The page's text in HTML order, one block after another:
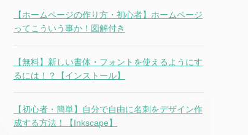
【ホームページの作り方・初心者】ホームページ
ってこういう事か！図解付き
【無料】新しい書体・フォントを使えるようにす
るには！？【インストール】
【初心者・簡単】自分で自由に名刺をデザイン作
成する方法！【Inkscape】